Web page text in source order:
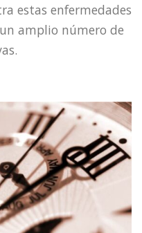
estas enfermedades
amplio número de